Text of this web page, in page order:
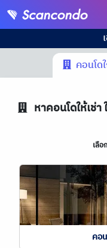
คอนโด
หาคอนโดให้เช่
เลื
คอ